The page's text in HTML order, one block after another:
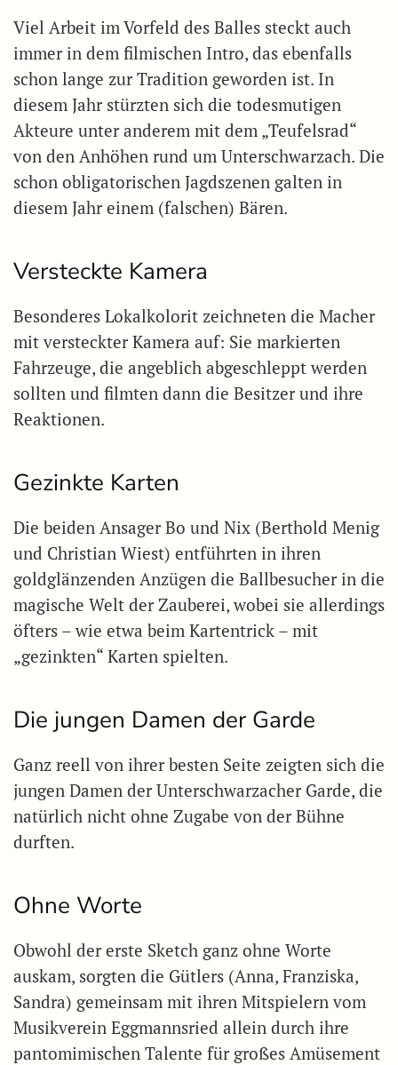
Viel Arbeit im Vorfeld des Balles steckt auch
immer in dem filmischen Intro, das ebenfalls
schon lange zur Tradition geworden ist. In
diesem Jahr stürzten sich die todesmutigen
Akteure unter anderem mit dem „Teufelsrad“
von den Anhöhen rund um Unterschwarzach. Die
schon obligatorischen Jagdszenen galten in
diesem Jahr einem (falschen) Bären.
Versteckte Kamera
Besonderes Lokalkolorit zeichneten die Macher
mit versteckter Kamera auf: Sie markierten
Fahrzeuge, die angeblich abgeschleppt werden
sollten und filmten dann die Besitzer und ihre
Reaktionen.
Gezinkte Karten
Die beiden Ansager Bo und Nix (Berthold Menig
und Christian Wiest) entführten in ihren
goldglänzenden Anzügen die Ballbesucher in die
magische Welt der Zauberei, wobei sie allerdings
öfters – wie etwa beim Kartentrick – mit
„gezinkten“ Karten spielten.
Die jungen Damen der Garde
Ganz reell von ihrer besten Seite zeigten sich die
jungen Damen der Unterschwarzacher Garde, die
natürlich nicht ohne Zugabe von der Bühne
durften.
Ohne Worte
Obwohl der erste Sketch ganz ohne Worte
auskam, sorgten die Gütlers (Anna, Franziska,
Sandra) gemeinsam mit ihren Mitspielern vom
Musikverein Eggmannsried allein durch ihre
pantomimischen Talente für großes Amüsement